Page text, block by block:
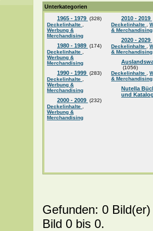
Unterkategorien
1965 - 1979 (328)
Deckelinhalte
Werbung &
Merchandising
1980 - 1989 (174)
Deckelinhalte
Werbung &
Merchandising
1990 - 1999 (283)
Deckelinhalte
Werbung &
Merchandising
2000 - 2009 (232)
Deckelinhalte
Werbung &
Merchandising
2010 - 2019
Deckelinhalte
& Merchandising
2020 - 2029
Deckelinhalte
& Merchandising
(1056)
Deckelinhalte
& Merchandising
Nutella
und
Gefunden: 0
Bild 0 bis 0.